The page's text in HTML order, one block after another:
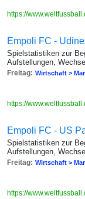
https://
Empoli FC -
Spielstatistiken zur
Aufstellungen,
Freitag: Wirtschaft >
https://
Empoli FC - US
Spielstatistiken zur
Aufstellungen,
Freitag: Wirtschaft >
https://